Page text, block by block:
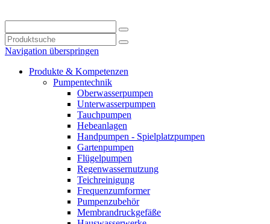
Navigation überspringen
Produkte & Kompetenzen
Pumpentechnik
Oberwasserpumpen
Unterwasserpumpen
Tauchpumpen
Hebeanlagen
Handpumpen - Spielplatzpumpen
Gartenpumpen
Flügelpumpen
Regenwassernutzung
Teichreinigung
Frequenzumformer
Pumpenzubehör
Membrandruckgefäße